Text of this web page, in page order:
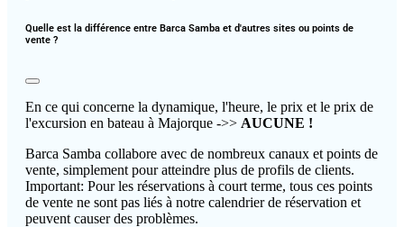
Quelle est la différence entre Barca Samba et d'autres sites ou points de
vente ?
En ce qui concerne la dynamique, l'heure, le prix et le prix de
l'excursion en bateau à Majorque ->> AUCUNE !
Barca Samba collabore avec de nombreux canaux et points de
vente, simplement pour atteindre plus de profils de clients.
Important: Pour les réservations à court terme, tous ces points
de vente ne sont pas liés à notre calendrier de réservation et
peuvent causer des problèmes.